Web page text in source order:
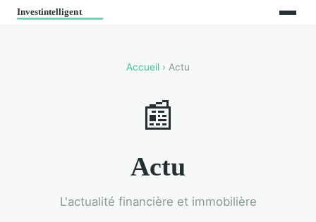
Accueil › Actu
📰
Actu
L'actualité financière et immobilière